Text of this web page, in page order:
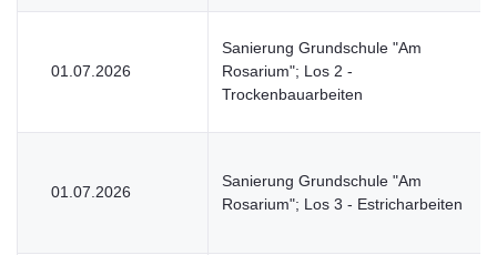
01.07.2026
Sanierung Grundschule "Am
Rosarium"; Los 2 -
Trockenbauarbeiten
01.07.2026
Sanierung Grundschule "Am
Rosarium"; Los 3 - Estricharbeiten